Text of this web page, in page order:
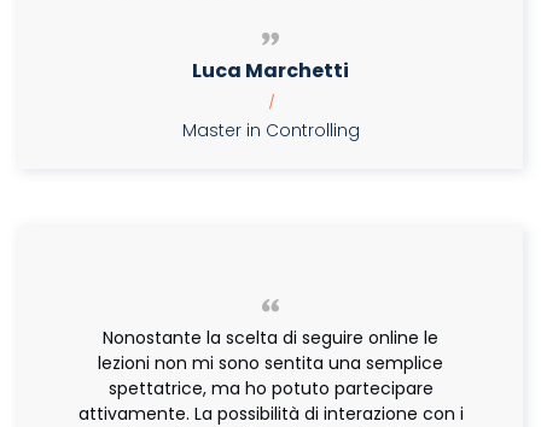
Luca Marchetti
|
Master in Controlling
Nonostante la scelta di seguire online le
lezioni non mi sono sentita una semplice
spettatrice, ma ho potuto partecipare
attivamente. La possibilità di interazione con i